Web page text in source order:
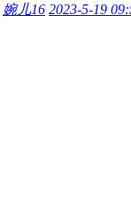
婉儿16 2023-5-19